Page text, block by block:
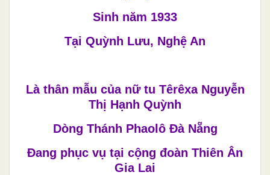
Sinh năm 1933
Tại Quỳnh Lưu, Nghệ An
Là thân mẫu của nữ tu Têrêxa Nguyễn
Thị Hạnh Quỳnh
Dòng Thánh Phaolô Đà Nẵng
Đang phục vụ tại cộng đoàn Thiên Ân
Gia Lai